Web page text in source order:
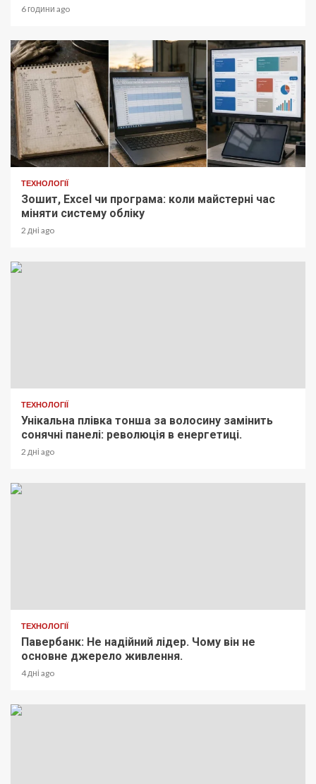
6 години ago
ТЕХНОЛОГІЇ
Зошит, Excel чи програма: коли майстерні час
міняти систему обліку
2 дні ago
ТЕХНОЛОГІЇ
Унікальна плівка тонша за волосину замінить
сонячні панелі: революція в енергетиці.
2 дні ago
ТЕХНОЛОГІЇ
Павербанк: Не надійний лідер. Чому він не
основне джерело живлення.
4 дні ago